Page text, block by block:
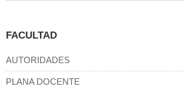
FACULTAD
AUTORIDADES
PLANA DOCENTE